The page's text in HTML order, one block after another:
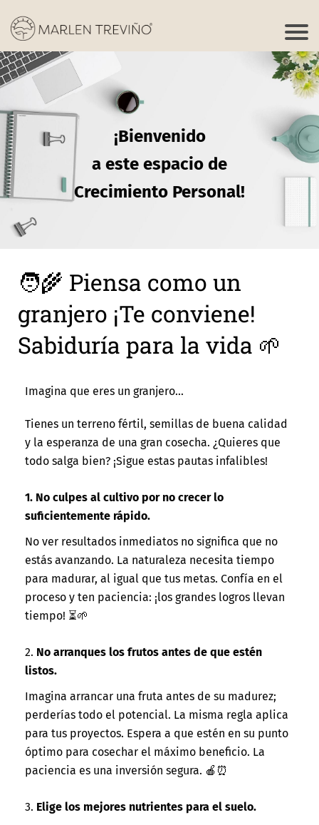
¡Bienvenido
a este espacio de
Crecimiento Personal!
🧑‍🌾 Piensa como un
granjero ¡Te conviene!
Sabiduría para la vida 🌱
Imagina que eres un granjero...
Tienes un terreno fértil, semillas de buena calidad
y la esperanza de una gran cosecha. ¿Quieres que
todo salga bien? ¡Sigue estas pautas infalibles!
1. No culpes al cultivo por no crecer lo
suficientemente rápido.
No ver resultados inmediatos no significa que no
estás avanzando. La naturaleza necesita tiempo
para madurar, al igual que tus metas. Confía en el
proceso y ten paciencia: ¡los grandes logros llevan
tiempo! ⏳🌱
2. No arranques los frutos antes de que estén
listos.
Imagina arrancar una fruta antes de su madurez;
perderías todo el potencial. La misma regla aplica
para tus proyectos. Espera a que estén en su punto
óptimo para cosechar el máximo beneficio. La
paciencia es una inversión segura. 🍎⏰
3. Elige los mejores nutrientes para el suelo.